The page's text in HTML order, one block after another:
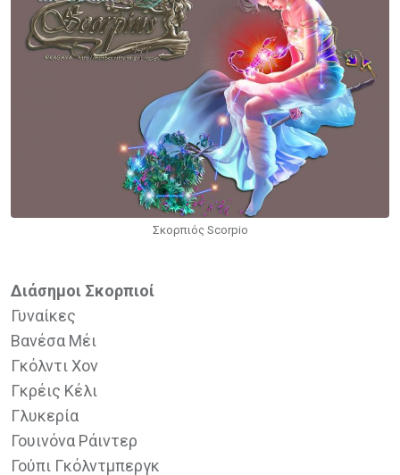
Σκορπιός Scorpio
Διάσημοι Σκορπιοί
Γυναίκες
Βανέσα Μέι
Γκόλντι Χον
Γκρέις Κέλι
Γλυκερία
Γουινόνα Ράιντερ
Γούπι Γκόλντμπεργκ